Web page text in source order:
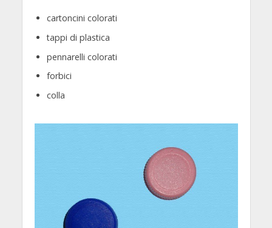
cartoncini colorati
tappi di plastica
pennarelli colorati
forbici
colla